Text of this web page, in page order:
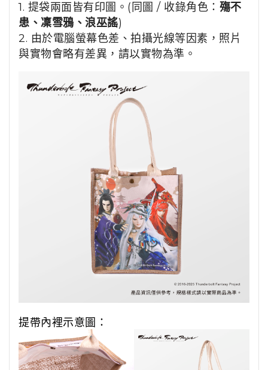
1. 提袋兩面皆有印圖。(同圖 / 收錄角色： 殤不
患、凜雪鴉、浪巫謠)
2. 由於電腦螢幕色差、拍攝光線等因素，照片
與實物會略有差異，請以實物為準。
提帶內裡示意圖：